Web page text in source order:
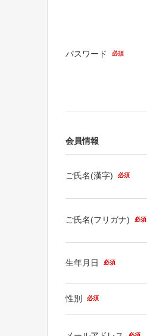
パスワード 必須
会員情報
ご氏名(漢字) 必須
ご氏名(フリガナ) 必須
生年月日 必須
性別 必須